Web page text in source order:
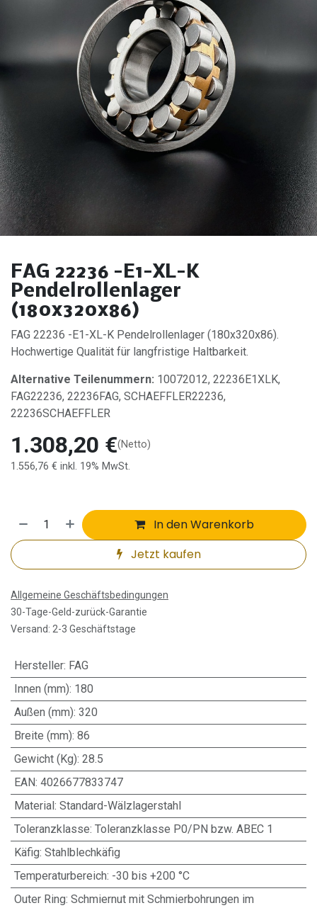
FAG 22236 -E1-XL-K
Pendelrollenlager
(180x320x86)
FAG 22236 -E1-XL-K Pendelrollenlager (180x320x86).
Hochwertige Qualität für langfristige Haltbarkeit.
Alternative Teilenummern: 10072012, 22236E1XLK,
FAG22236, 22236FAG, SCHAEFFLER22236,
22236SCHAEFFLER
1.308,20 €(Netto)
1.556,76 € inkl. 19% MwSt.
In den Warenkorb
Jetzt kaufen
Allgemeine Geschäftsbedingungen
30-Tage-Geld-zurück-Garantie
Versand: 2-3 Geschäftstage
Hersteller: FAG
Innen (mm): 180
Außen (mm): 320
Breite (mm): 86
Gewicht (Kg): 28.5
EAN: 4026677833747
Material: Standard-Wälzlagerstahl
Toleranzklasse: Toleranzklasse P0/PN bzw. ABEC 1
Käfig: Stahlblechkäfig
Temperaturbereich: -30 bis +200 °C
Outer Ring: Schmiernut mit Schmierbohrungen im